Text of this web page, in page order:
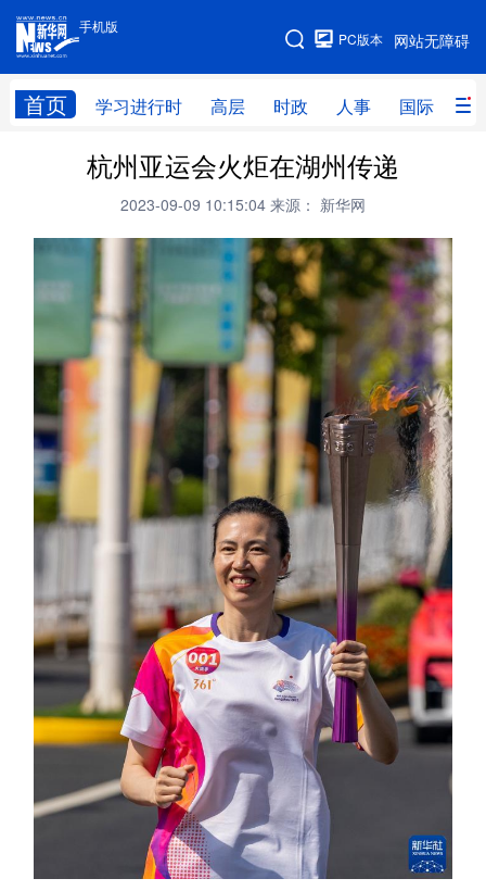
手机版
网站无障碍
PC版本
首页 学习进行时 高层 时政 人事 国际 财
手机版
网站地图
学习进行时 高层 时政
财经 网评
台湾 思客智库 全球连线 教育
科技 科创 量子 体育
书画 健康 军事
访谈 视频 图片 政务
法律 金融 汽车
食品 人居 信息化 数字经济
学术中国 乡村振兴 银龄 溯源中国
能源 会展
彩票 娱乐 时尚 悦读
公益 一带一路 亚太网 上市公司
文化产业
地方频道
天津 河北 山西
杭州亚运会火炬在湖州传递
2023-09-09 10:15:04 来源： 新华网